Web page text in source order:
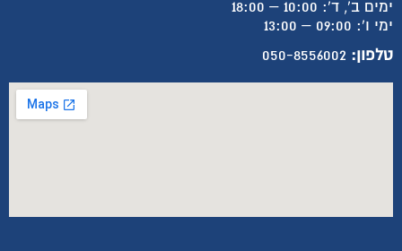
ימים ב', ד': 10:00 – 18:00
ימי ו': 09:00 – 13:00
טלפון: 050-8556002